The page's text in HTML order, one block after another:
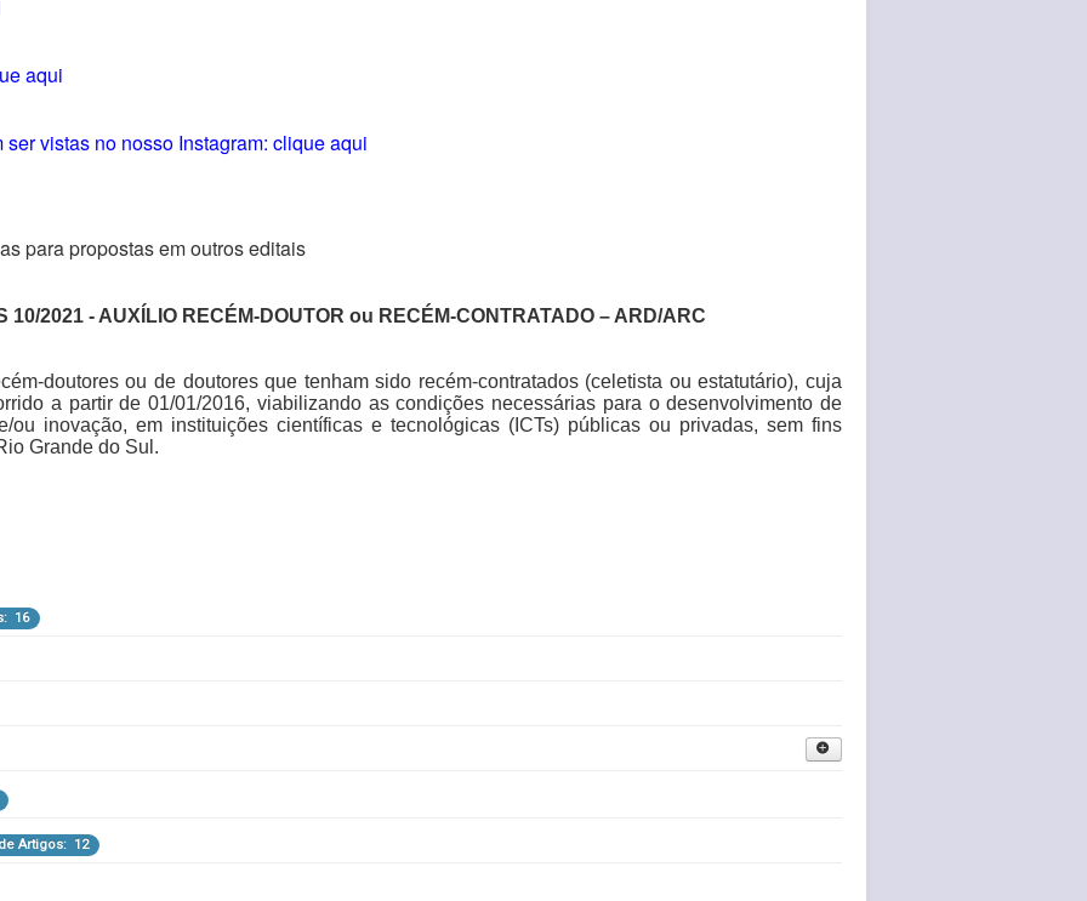
aqui
vistas no nosso Instagram: clique aqui
para propostas em outros editais
10/2021 - AUXÍLIO RECÉM-DOUTOR ou RECÉM-CONTRATADO – ARD/ARC
doutores ou de doutores que tenham sido recém-contratados (celetista ou estatutário), cuja
a partir de 01/01/2016, viabilizando as condições necessárias para o desenvolvimento de
ou inovação, em instituições científicas e tecnológicas (ICTs) públicas ou privadas, sem fins
Grande do Sul.
Universidade-Empresa
16
1
Artigos: 12